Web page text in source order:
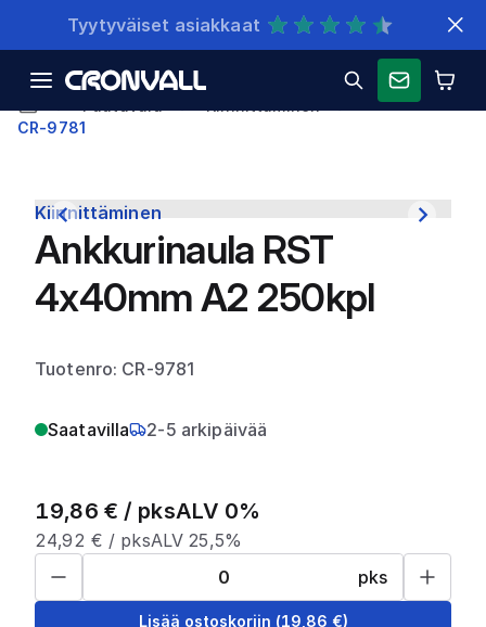
Nopeat toimitukset
CR-9781
Kiinnittäminen
Ankkurinaula RST
4x40mm A2 250kpl
Tuotenro: CR-9781
Saatavilla 2-5 arkipäivää
19,86 € / pksALV 0%
24,92 € / pksALV 25,5%
pks
Lisää ostoskoriin (19,86 €)